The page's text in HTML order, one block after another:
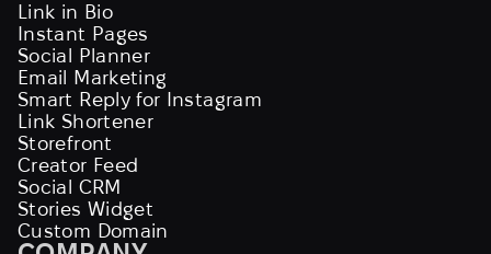
Link in Bio
Instant Pages
Social Planner
Email Marketing
Smart Reply for Instagram
Link Shortener
Storefront
Creator Feed
Social CRM
Stories Widget
Custom Domain